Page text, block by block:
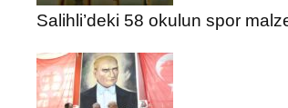
Salihli’deki 58 okulun spor